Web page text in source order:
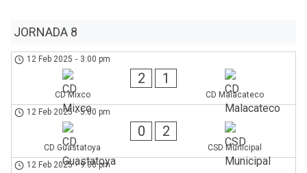
JORNADA 8
12 Feb 2025 - 3:00 pm
CD Mixco
2 1
CD Malacateco
12 Feb 2025 - 5:00 pm
CD Guastatoya
0 2
CSD Municipal
12 Feb 2025 - 9:00 pm